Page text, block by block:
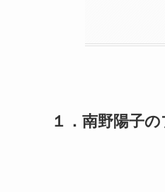
１．南野陽子